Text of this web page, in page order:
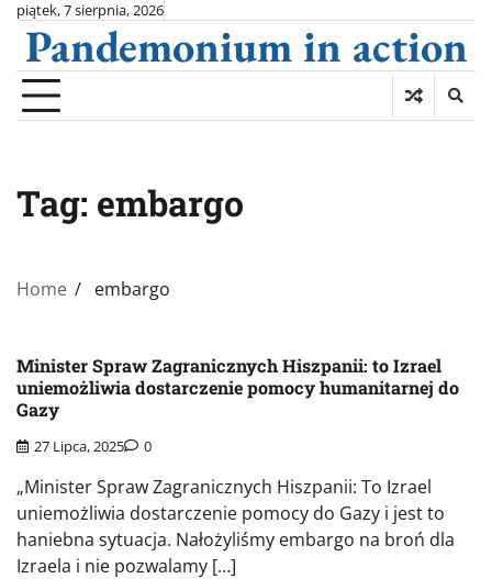
Skip
content
piątek, 7 sierpnia, 2026
Pandemonium in action
Tag: embargo
Home embargo
Minister Spraw Zagranicznych Hiszpanii: to Izrael
uniemożliwia dostarczenie pomocy humanitarnej do
Gazy
27 Lipca, 2025 0
„Minister Spraw Zagranicznych Hiszpanii: To Izrael
uniemożliwia dostarczenie pomocy do Gazy i jest to
haniebna sytuacja. Nałożyliśmy embargo na broń dla
Izraela i nie pozwalamy […]